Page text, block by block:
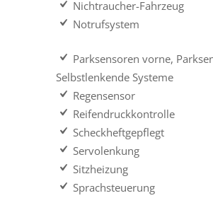
Nichtraucher-Fahrzeug
Notrufsystem
Parksensoren vorne,
Selbstlenkende Systeme
Regensensor
Reifendruckkontrolle
Scheckheftgepflegt
Servolenkung
Sitzheizung
Sprachsteuerung